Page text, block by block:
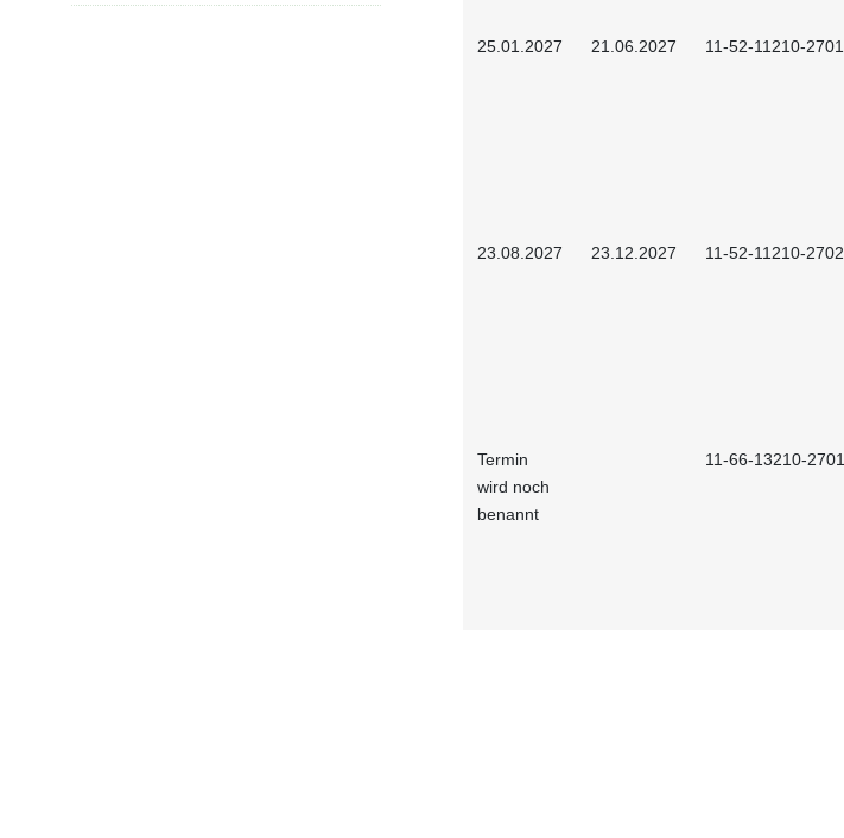
25.01.2027 21.06.2027 11-52-11210-2701
23.08.2027 23.12.2027 11-52-11210-2702
Termin
wird noch
benannt
11-66-13210-2701